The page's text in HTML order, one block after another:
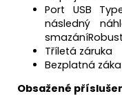
Port USB
následný
Tříletá záruka
Bezplatná
Obsažené